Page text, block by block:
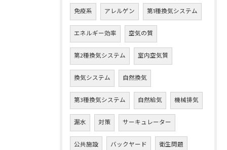
免疫系 アレルゲン 第1種換気システム
エネルギー効率 空気の質
第2種換気システム 室内空気質
換気システム 自然換気
第3種換気システム 自然給気 機械排気
漏水 対策 サーキュレーター
公共施設 バックヤード 衛生問題